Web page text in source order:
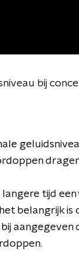
bij
langere tijd
belangrijk
aangegeven
.